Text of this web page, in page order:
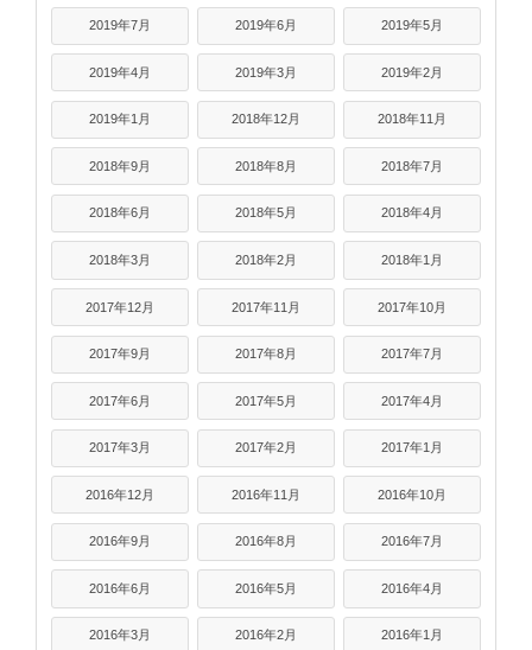
2019年7月 2019年6月 2019年5月
2019年4月 2019年3月 2019年2月
2019年1月 2018年12月 2018年11月
2018年9月 2018年8月 2018年7月
2018年6月 2018年5月 2018年4月
2018年3月 2018年2月 2018年1月
2017年12月 2017年11月 2017年10月
2017年9月 2017年8月 2017年7月
2017年6月 2017年5月 2017年4月
2017年3月 2017年2月 2017年1月
2016年12月 2016年11月 2016年10月
2016年9月 2016年8月 2016年7月
2016年6月 2016年5月 2016年4月
2016年3月 2016年2月 2016年1月